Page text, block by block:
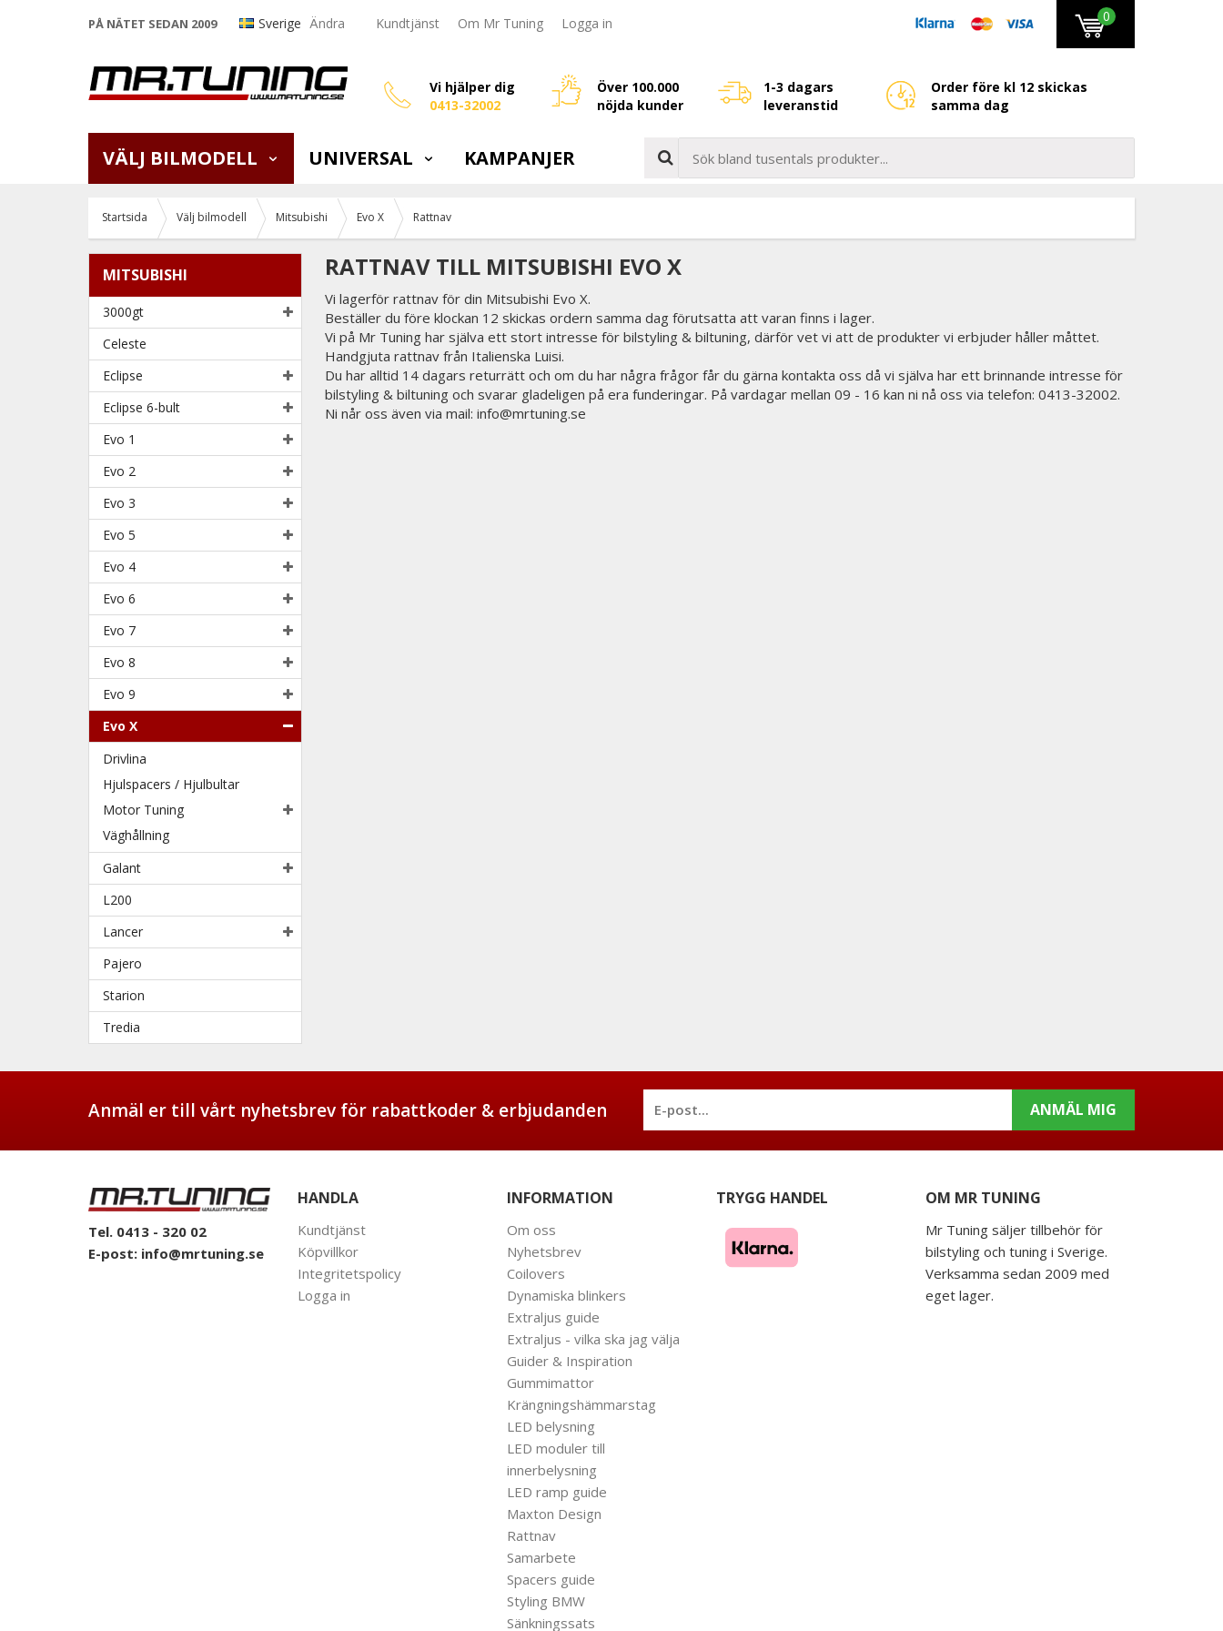
PÅ NÄTET SEDAN 2009 Sverige Ändra Kundtjänst Om Mr Tuning Logga in 0
Vi hjälper dig
0413-32002
Över 100.000
nöjda kunder
1-3 dagars
leveranstid
Order före kl 12 skickas
samma dag
VÄLJ BILMODELL UNIVERSAL KAMPANJER
Startsida Välj bilmodell Mitsubishi Evo X Rattnav
MITSUBISHI
3000gt
Celeste
Eclipse
Eclipse 6-bult
Evo 1
Evo 2
Evo 3
Evo 5
Evo 4
Evo 6
Evo 7
Evo 8
Evo 9
Evo X
Drivlina
Hjulspacers / Hjulbultar
Motor Tuning
Väghållning
Galant
L200
Lancer
Pajero
Starion
Tredia
RATTNAV TILL MITSUBISHI EVO X
Vi lagerför rattnav för din Mitsubishi Evo X.
Beställer du före klockan 12 skickas ordern samma dag förutsatta att varan finns i lager.
Vi på Mr Tuning har själva ett stort intresse för bilstyling & biltuning, därför vet vi att de produkter vi erbjuder håller måttet.
Handgjuta rattnav från Italienska Luisi.
Du har alltid 14 dagars returrätt och om du har några frågor får du gärna kontakta oss då vi själva har ett brinnande intresse för
bilstyling & biltuning och svarar gladeligen på era funderingar. På vardagar mellan 09 - 16 kan ni nå oss via telefon: 0413-32002.
Ni når oss även via mail: info@mrtuning.se
Anmäl er till vårt nyhetsbrev för rabattkoder & erbjudanden ANMÄL MIG
Tel. 0413 - 320 02
E-post: info@mrtuning.se
HANDLA
Kundtjänst
Köpvillkor
Integritetspolicy
Logga in
INFORMATION
Om oss
Nyhetsbrev
Coilovers
Dynamiska blinkers
Extraljus guide
Extraljus - vilka ska jag välja
Guider & Inspiration
Gummimattor
Krängningshämmarstag
LED belysning
LED moduler till
innerbelysning
LED ramp guide
Maxton Design
Rattnav
Samarbete
Spacers guide
Styling BMW
Sänkningssats
TRYGG HANDEL OM MR TUNING
Mr Tuning säljer tillbehör för
bilstyling och tuning i Sverige.
Verksamma sedan 2009 med
eget lager.